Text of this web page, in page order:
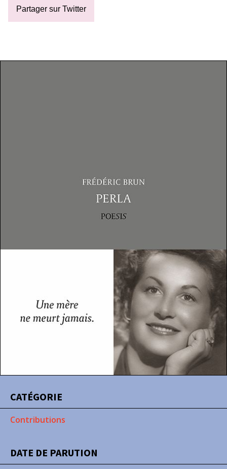
CATÉGORIE
Contributions
DATE DE PARUTION
Partager sur Twitter